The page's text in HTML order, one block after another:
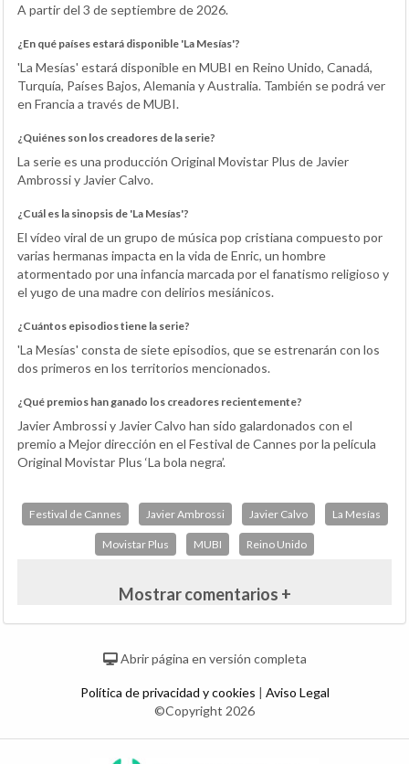
A partir del 3 de septiembre de 2026.
¿En qué países estará disponible 'La Mesías'?
'La Mesías' estará disponible en MUBI en Reino Unido, Canadá,
Turquía, Países Bajos, Alemania y Australia. También se podrá ver
en Francia a través de MUBI.
¿Quiénes son los creadores de la serie?
La serie es una producción Original Movistar Plus de Javier
Ambrossi y Javier Calvo.
¿Cuál es la sinopsis de 'La Mesías'?
El vídeo viral de un grupo de música pop cristiana compuesto por
varias hermanas impacta en la vida de Enric, un hombre
atormentado por una infancia marcada por el fanatismo religioso y
el yugo de una madre con delirios mesiánicos.
¿Cuántos episodios tiene la serie?
'La Mesías' consta de siete episodios, que se estrenarán con los
dos primeros en los territorios mencionados.
¿Qué premios han ganado los creadores recientemente?
Javier Ambrossi y Javier Calvo han sido galardonados con el
premio a Mejor dirección en el Festival de Cannes por la película
Original Movistar Plus ‘La bola negra’.
Festival de Cannes Javier Ambrossi Javier Calvo La Mesías
Movistar Plus MUBI Reino Unido
Mostrar comentarios +
Abrir página en versión completa
Política de privacidad y cookies | Aviso Legal
©Copyright 2026